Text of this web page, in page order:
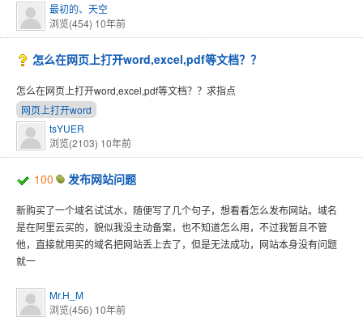
最初的、天空
浏览(454) 10年前
怎么在网页上打开word,excel,pdf等文档？？
怎么在网页上打开word,excel,pdf等文档？？求指点
网页上打开word
tsYUER
浏览(2103) 10年前
100 发布网站问题
新购买了一个域名试试水，随便写了几个句子，想看看怎么发布网站。域名
是在阿里云买的，貌似我没主动备案，也不知道怎么用，不过我暂且不管
他，直接就用买的域名把网站丢上去了，但是无法成功，网站本身没有问题
就一
Mr.H_M
浏览(456) 10年前